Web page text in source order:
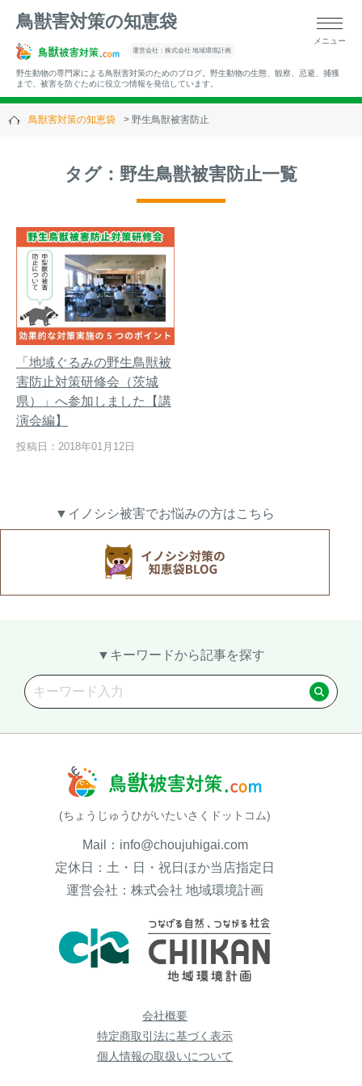
鳥獣害対策の知恵袋
運営会社：株式会社 地域環境計画
野生動物の専門家による鳥獣害対策のためのブログ。野生動物の生態、観察、忌避、捕獲
まで、被害を防ぐために役立つ情報を発信しています。
メニュー
▼キーワードから記事を探す
熊出没地域の対策法！安全な
メルマガ登録
お問い合わせ
ショップ
鳥獣害対策の知恵袋 野生鳥獣被害防止
タグ：野生鳥獣被害防止一覧
「地域ぐるみの野生鳥獣被
害防止対策研修会（茨城
県）」へ参加しました【講
演会編】
投稿日：2018年01月12日
▼イノシシ被害でお悩みの方はこちら
▼キーワードから記事を探す
(ちょうじゅうひがいたいさくドットコム)
Mail：info@choujuhigai.com
定休日：土・日・祝日ほか当店指定日
運営会社：株式会社 地域環境計画
会社概要
特定商取引法に基づく表示
個人情報の取扱いについて